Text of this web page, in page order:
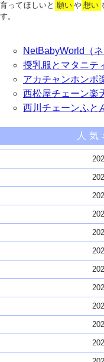
育ってほしいと 願い や 想い
す。
NetBabyWorld（ネ
授乳服とマタニテ
アカチャンホンポ
西松屋チェーン楽
西川チェーンふと
人